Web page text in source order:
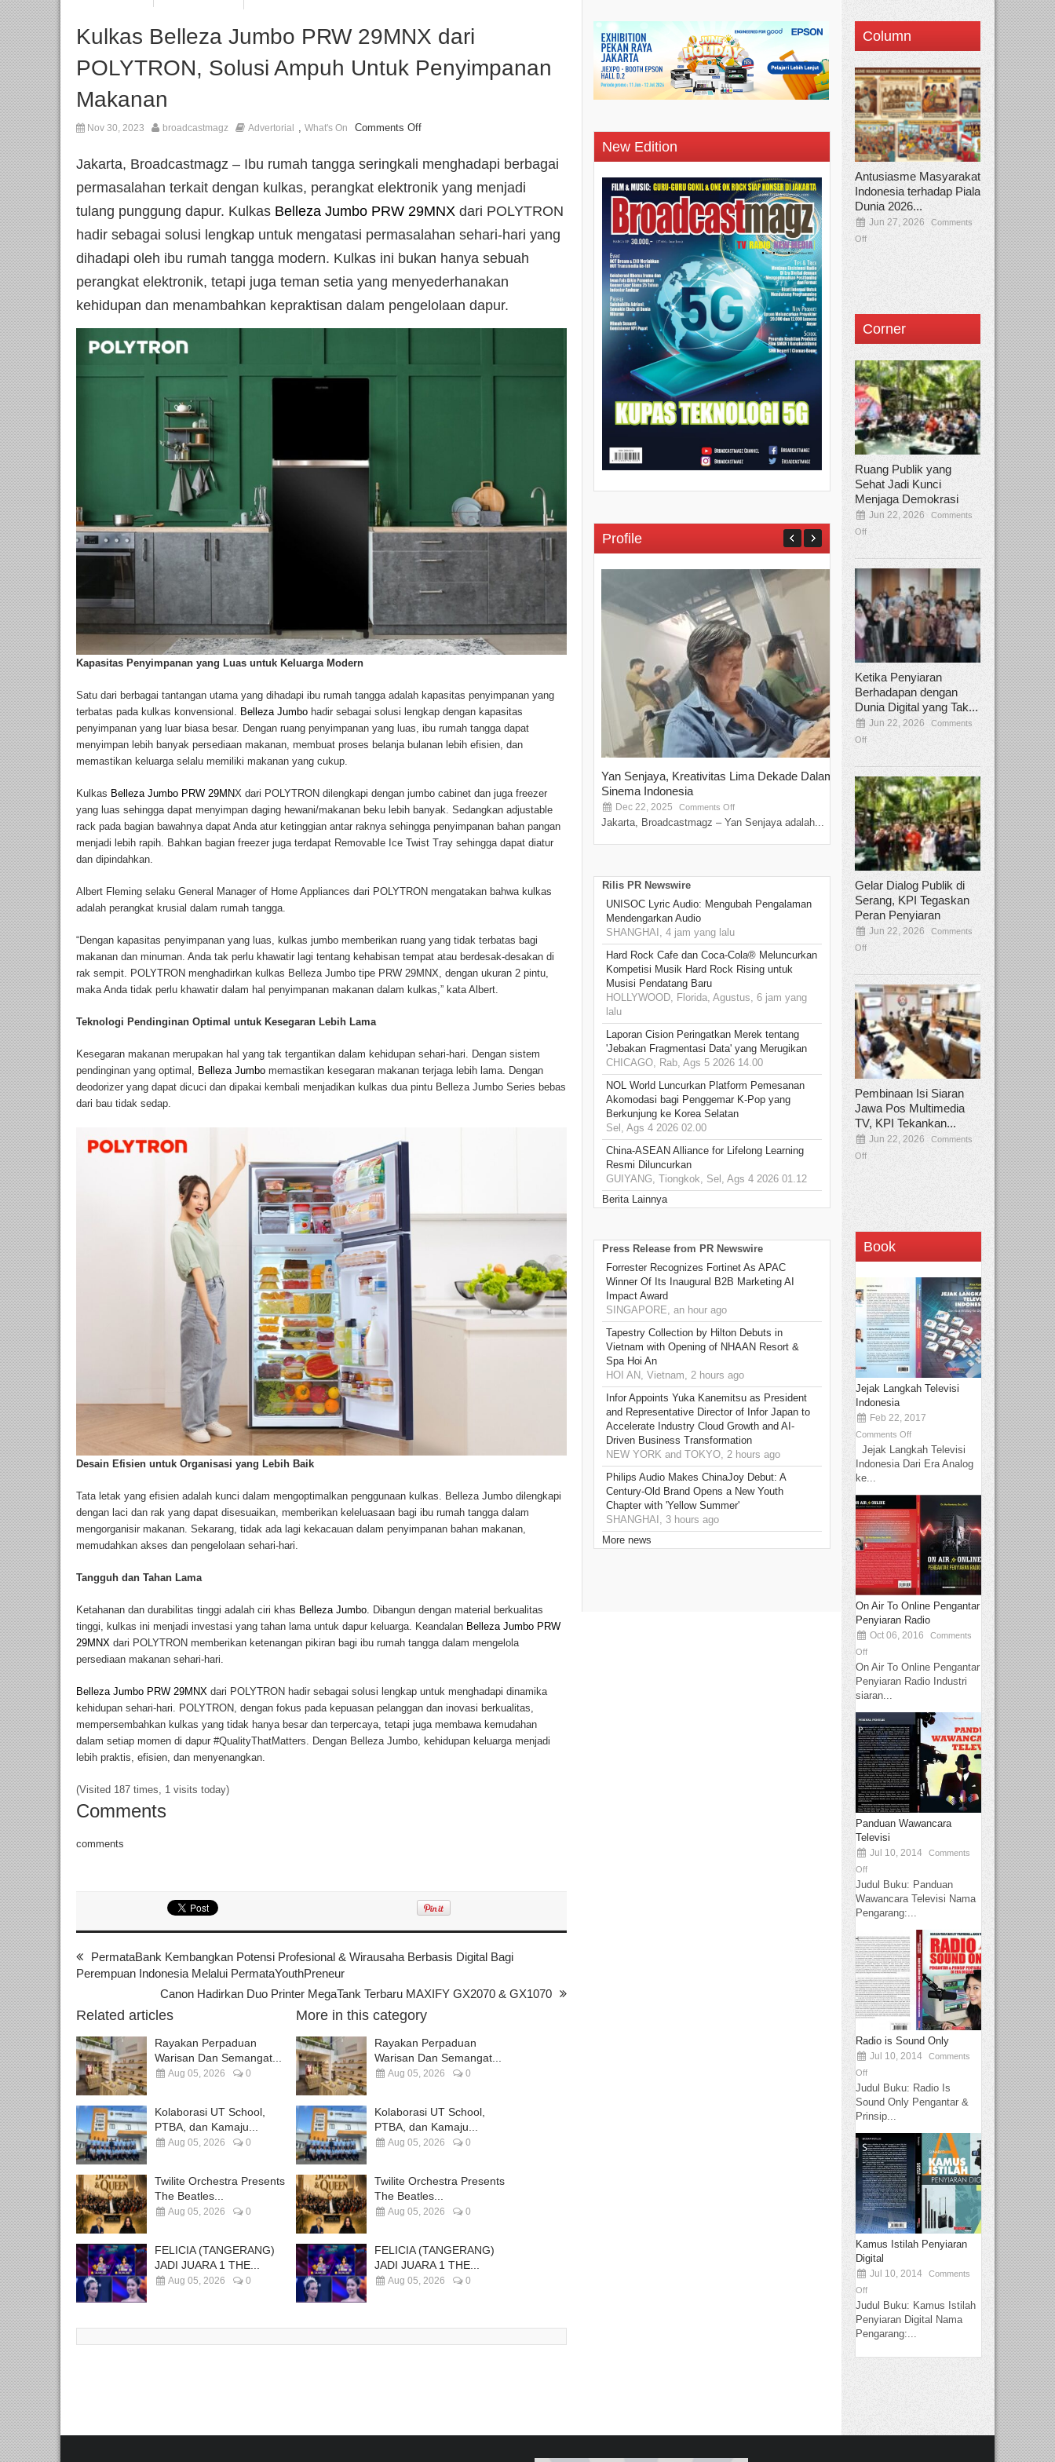
Kulkas Belleza Jumbo PRW 29MNX dari
POLYTRON, Solusi Ampuh Untuk Penyimpanan
Makanan
Nov 30, 2023 broadcastmagz Advertorial , What's On Comments Off
Jakarta, Broadcastmagz – Ibu rumah tangga seringkali menghadapi berbagai
permasalahan terkait dengan kulkas, perangkat elektronik yang menjadi
tulang punggung dapur. Kulkas Belleza Jumbo PRW 29MNX dari POLYTRON
hadir sebagai solusi lengkap untuk mengatasi permasalahan sehari-hari yang
dihadapi oleh ibu rumah tangga modern. Kulkas ini bukan hanya sebuah
perangkat elektronik, tetapi juga teman setia yang menyederhanakan
kehidupan dan menambahkan kepraktisan dalam pengelolaan dapur.
Kapasitas Penyimpanan yang Luas untuk Keluarga Modern
Satu dari berbagai tantangan utama yang dihadapi ibu rumah tangga adalah kapasitas penyimpanan yang
terbatas pada kulkas konvensional. Belleza Jumbo hadir sebagai solusi lengkap dengan kapasitas
penyimpanan yang luar biasa besar. Dengan ruang penyimpanan yang luas, ibu rumah tangga dapat
menyimpan lebih banyak persediaan makanan, membuat proses belanja bulanan lebih efisien, dan
memastikan keluarga selalu memiliki makanan yang cukup.
Kulkas Belleza Jumbo PRW 29MNX dari POLYTRON dilengkapi dengan jumbo cabinet dan juga freezer
yang luas sehingga dapat menyimpan daging hewani/makanan beku lebih banyak. Sedangkan adjustable
rack pada bagian bawahnya dapat Anda atur ketinggian antar raknya sehingga penyimpanan bahan pangan
menjadi lebih rapih. Bahkan bagian freezer juga terdapat Removable Ice Twist Tray sehingga dapat diatur
dan dipindahkan.
Albert Fleming selaku General Manager of Home Appliances dari POLYTRON mengatakan bahwa kulkas
adalah perangkat krusial dalam rumah tangga.
“Dengan kapasitas penyimpanan yang luas, kulkas jumbo memberikan ruang yang tidak terbatas bagi
makanan dan minuman. Anda tak perlu khawatir lagi tentang kehabisan tempat atau berdesak-desakan di
rak sempit. POLYTRON menghadirkan kulkas Belleza Jumbo tipe PRW 29MNX, dengan ukuran 2 pintu,
maka Anda tidak perlu khawatir dalam hal penyimpanan makanan dalam kulkas,” kata Albert.
Teknologi Pendinginan Optimal untuk Kesegaran Lebih Lama
Kesegaran makanan merupakan hal yang tak tergantikan dalam kehidupan sehari-hari. Dengan sistem
pendinginan yang optimal, Belleza Jumbo memastikan kesegaran makanan terjaga lebih lama. Dengan
deodorizer yang dapat dicuci dan dipakai kembali menjadikan kulkas dua pintu Belleza Jumbo Series bebas
dari bau tidak sedap.
Desain Efisien untuk Organisasi yang Lebih Baik
Tata letak yang efisien adalah kunci dalam mengoptimalkan penggunaan kulkas. Belleza Jumbo dilengkapi
dengan laci dan rak yang dapat disesuaikan, memberikan keleluasaan bagi ibu rumah tangga dalam
mengorganisir makanan. Sekarang, tidak ada lagi kekacauan dalam penyimpanan bahan makanan,
memudahkan akses dan pengelolaan sehari-hari.
Tangguh dan Tahan Lama
Ketahanan dan durabilitas tinggi adalah ciri khas Belleza Jumbo. Dibangun dengan material berkualitas
tinggi, kulkas ini menjadi investasi yang tahan lama untuk dapur keluarga. Keandalan Belleza Jumbo PRW
29MNX dari POLYTRON memberikan ketenangan pikiran bagi ibu rumah tangga dalam mengelola
persediaan makanan sehari-hari.
Belleza Jumbo PRW 29MNX dari POLYTRON hadir sebagai solusi lengkap untuk menghadapi dinamika
kehidupan sehari-hari. POLYTRON, dengan fokus pada kepuasan pelanggan dan inovasi berkualitas,
mempersembahkan kulkas yang tidak hanya besar dan terpercaya, tetapi juga membawa kemudahan
dalam setiap momen di dapur #QualityThatMatters. Dengan Belleza Jumbo, kehidupan keluarga menjadi
lebih praktis, efisien, dan menyenangkan.
(Visited 187 times, 1 visits today)
Comments
comments
PermataBank Kembangkan Potensi Profesional & Wirausaha Berbasis Digital Bagi
Perempuan Indonesia Melalui PermataYouthPreneur
Canon Hadirkan Duo Printer MegaTank Terbaru MAXIFY GX2070 & GX1070
Related articles
Rayakan Perpaduan
Warisan Dan Semangat...
Aug 05, 2026 0
Kolaborasi UT School,
PTBA, dan Kamaju...
Aug 05, 2026 0
Twilite Orchestra Presents
The Beatles...
Aug 05, 2026 0
FELICIA (TANGERANG)
JADI JUARA 1 THE...
Aug 05, 2026 0
More in this category
Rayakan Perpaduan
Warisan Dan Semangat...
Aug 05, 2026 0
Kolaborasi UT School,
PTBA, dan Kamaju...
Aug 05, 2026 0
Twilite Orchestra Presents
The Beatles...
Aug 05, 2026 0
FELICIA (TANGERANG)
JADI JUARA 1 THE...
Aug 05, 2026 0
New Edition
Profile
Yan Senjaya, Kreativitas Lima Dekade Dalam
Sinema Indonesia
Dec 22, 2025 Comments Off
Jakarta, Broadcastmagz – Yan Senjaya adalah...
Tamee Irelly Menjadi Juri Open
Film Terbaru...
Sep 08, 2025 Comments Off
Bekasi, Broadcastmagz – Dalam upaya
talenta...
Rilis PR Newswire
UNISOC Lyric Audio: Mengubah Pengalaman
Mendengarkan Audio
SHANGHAI, 4 jam yang lalu
Hard Rock Cafe dan Coca-Cola® Meluncurkan
Kompetisi Musik Hard Rock Rising untuk
Musisi Pendatang Baru
HOLLYWOOD, Florida, Agustus, 6 jam yang
lalu
Laporan Cision Peringatkan Merek tentang
'Jebakan Fragmentasi Data' yang Merugikan
CHICAGO, Rab, Ags 5 2026 14.00
NOL World Luncurkan Platform Pemesanan
Akomodasi bagi Penggemar K-Pop yang
Berkunjung ke Korea Selatan
Sel, Ags 4 2026 02.00
China-ASEAN Alliance for Lifelong Learning
Resmi Diluncurkan
GUIYANG, Tiongkok, Sel, Ags 4 2026 01.12
Berita Lainnya
Press Release from PR Newswire
Forrester Recognizes Fortinet As APAC
Winner Of Its Inaugural B2B Marketing AI
Impact Award
SINGAPORE, an hour ago
Tapestry Collection by Hilton Debuts in
Vietnam with Opening of NHAAN Resort &
Spa Hoi An
HOI AN, Vietnam, 2 hours ago
Infor Appoints Yuka Kanemitsu as President
and Representative Director of Infor Japan to
Accelerate Industry Cloud Growth and AI-
Driven Business Transformation
NEW YORK and TOKYO, 2 hours ago
Philips Audio Makes ChinaJoy Debut: A
Century-Old Brand Opens a New Youth
Chapter with 'Yellow Summer'
SHANGHAI, 3 hours ago
More news
Column
Antusiasme Masyarakat
Indonesia terhadap Piala
Dunia 2026...
Jun 27, 2026
Comments
Off
Corner
Ruang Publik yang
Sehat Jadi Kunci
Menjaga Demokrasi
Jun 22, 2026
Comments
Off
Ketika Penyiaran
Berhadapan dengan
Dunia Digital yang Tak...
Jun 22, 2026
Comments
Off
Gelar Dialog Publik di
Serang, KPI Tegaskan
Peran Penyiaran
Jun 22, 2026
Comments
Off
Pembinaan Isi Siaran
Jawa Pos Multimedia
TV, KPI Tekankan...
Jun 22, 2026
Comments
Off
Book
Jejak Langkah Televisi
Indonesia
Feb 22, 2017
Comments Off
Jejak Langkah Televisi
Indonesia Dari Era Analog
ke...
On Air To Online Pengantar
Penyiaran Radio
Oct 06, 2016
Comments
Off
On Air To Online Pengantar
Penyiaran Radio Industri
siaran...
Panduan Wawancara
Televisi
Jul 10, 2014
Comments
Off
Judul Buku: Panduan
Wawancara Televisi Nama
Pengarang:...
Radio is Sound Only
Jul 10, 2014
Comments
Off
Judul Buku: Radio Is
Sound Only Pengantar &
Prinsip...
Kamus Istilah Penyiaran
Digital
Jul 10, 2014
Comments
Off
Judul Buku: Kamus Istilah
Penyiaran Digital Nama
Pengarang:...